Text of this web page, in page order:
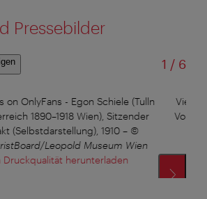
Pressebilder
1 /von
6
on OnlyFans - Egon Schiele (Tulln
1890–1918 Wien), Sitzender
(Selbstdarstellung), 1910– ©
Leopold Museum Wien
Druckqualität herunterladen